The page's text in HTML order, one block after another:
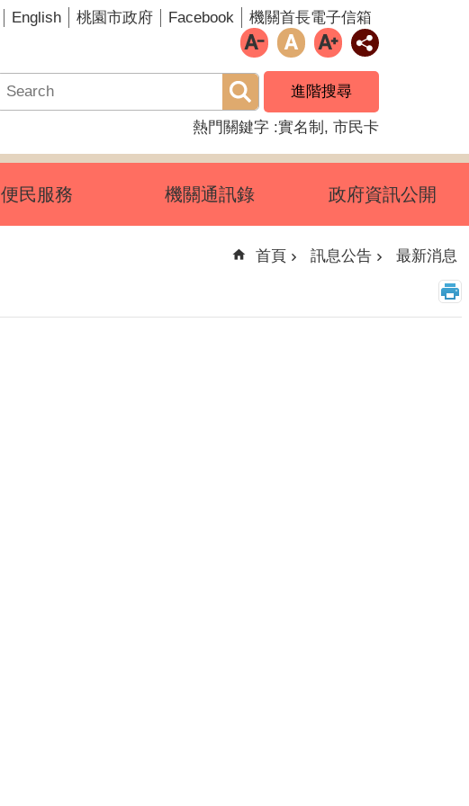
English 桃園市政府 Facebook 機關首長電子信箱
進階搜尋
熱門關鍵字 實名制 市民卡
便民服務 機關通訊錄 政府資訊公開
首頁 訊息公告 最新消息